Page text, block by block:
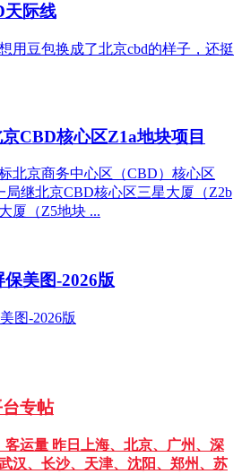
天际线
用豆包换成了北京cbd的样子，还挺
CBD核心区Z1a地块项目
北京商务中心区（CBD）核心区
局继北京CBD核心区三星大厦（Z2b
厦（Z5地块 ...
美图-2026版
图-2026版
专帖
客运量 昨日上海、北京、广州、深
汉、长沙、天津、沈阳、郑州、苏